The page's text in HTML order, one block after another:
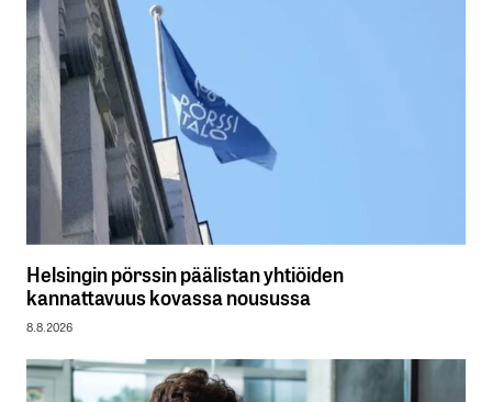
Helsingin pörssin päälistan yhtiöiden
kannattavuus kovassa nousussa
8.8.2026